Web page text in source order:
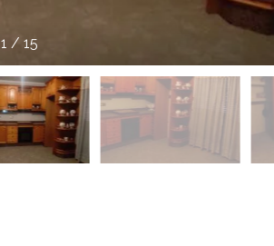
1 / 15